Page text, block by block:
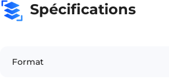
Spécifications
Format